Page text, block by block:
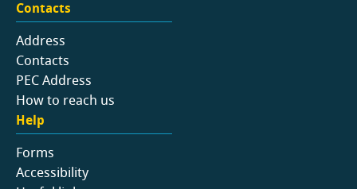
Contacts
Address
Contacts
PEC Address
How to reach us
Help
Forms
Accessibility